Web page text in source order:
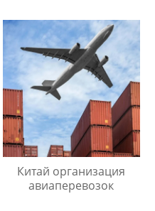
Китай организация
авиаперевозок